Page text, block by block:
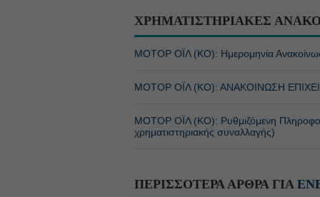
ΧΡΗΜΑΤΙΣΤΗΡΙΑΚΕΣ
ΜΟΤΟΡ ΟΪΛ (ΚΟ): Ημερομηνία
ΜΟΤΟΡ ΟΪΛ (ΚΟ): ΑΝΑΚΟΙΝΩΣΗ
ΜΟΤΟΡ ΟΪΛ (ΚΟ): Ρυθμιζόμενη
χρηματιστηριακής συναλλαγής)
ΠΕΡΙΣΣΟΤΕΡΑ ΑΡΘΡΑ ΓΙΑ